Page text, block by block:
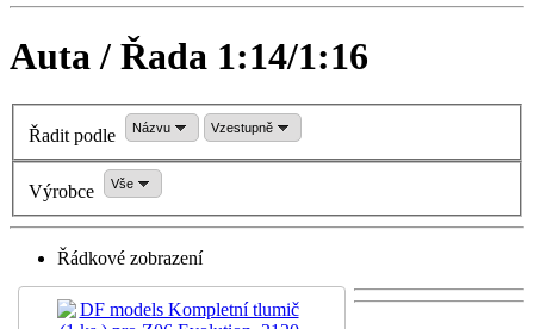
Auta / Řada 1:14/1:16
Řadit podle Názvu Vzestupně
Výrobce Vše
Řádkové zobrazení